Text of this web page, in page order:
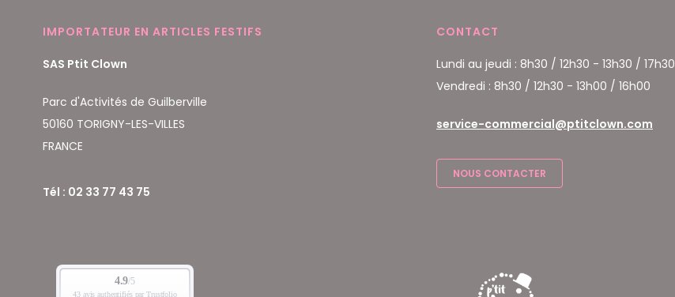
IMPORTATEUR EN ARTICLES FESTIFS
SAS Ptit Clown
Parc d'Activités de Guilberville
50160 TORIGNY-LES-VILLES
FRANCE
Tél : 02 33 77 43 75
CONTACT
Lundi au jeudi : 8h30 / 12h30 - 13h30 / 17h30
Vendredi : 8h30 / 12h30 - 13h00 / 16h00
service-commercial@ptitclown.com
NOUS CONTACTER